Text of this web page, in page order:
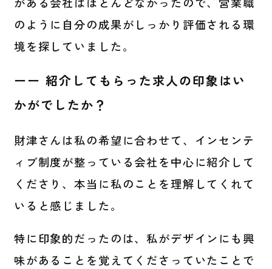
のように自分の成果がしっかり評価される環
境を探していました。
ーー 紹介してもらった求人の印象はい
かがでしたか？
財津さんは私の希望に合わせて、インセンテ
ィブ制度が整っている会社を中心に紹介して
くださり、本当に私のことを理解してくれて
いると感じました。
特に印象的だったのは、私がデザインにも興
味があることを覚えてくださっていたことで